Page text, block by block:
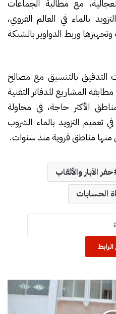
مع مطالبة الجماعات
بالماء في العالم القروي،
وتجهيزها وربط الدواوير بالشبكة
التدقيق بالتنسيق مع مصالح
المشاريع للدفاتر التقنية
الأكثر حاجة، في محاولة
التزويد بالماء الشروب
منها مناطق قروية منذ سنوات.
حفر الآبار والأثقاب
الحسابات